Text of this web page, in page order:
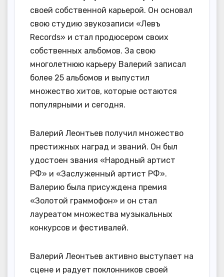
своей собственной карьерой. Он основал
свою студию звукозаписи «Левъ
Records» и стал продюсером своих
собственных альбомов. За свою
многолетнюю карьеру Валерий записал
более 25 альбомов и выпустил
множество хитов, которые остаются
популярными и сегодня.
Валерий Леонтьев получил множество
престижных наград и званий. Он был
удостоен звания «Народный артист
РФ» и «Заслуженный артист РФ».
Валерию была присуждена премия
«Золотой граммофон» и он стал
лауреатом множества музыкальных
конкурсов и фестивалей.
Валерий Леонтьев активно выступает на
сцене и радует поклонников своей